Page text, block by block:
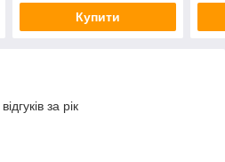
Купити
за рік